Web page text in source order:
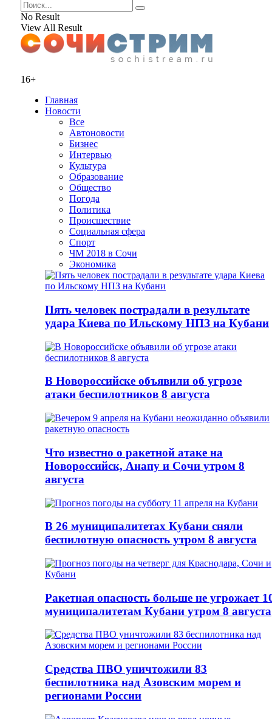
No Result
View All Result
16+
Главная
Новости
Все
Автоновости
Бизнес
Интервью
Культура
Образование
Общество
Погода
Политика
Происшествие
Социальная сфера
Спорт
ЧМ 2018 в Сочи
Экономика
Пять человек пострадали в результате
удара Киева по Ильскому НПЗ на Кубани
В Новороссийске объявили об угрозе
атаки беспилотников 8 августа
Что известно о ракетной атаке на
Новороссийск, Анапу и Сочи утром 8
августа
В 26 муниципалитетах Кубани сняли
беспилотную опасность утром 8 августа
Ракетная опасность больше не угрожает
муниципалитетам Кубани утром 8 августа
Средства ПВО уничтожили 83
беспилотника над Азовским морем и
регионами России